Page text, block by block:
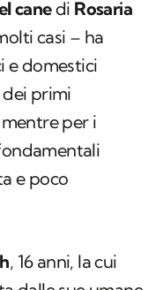
canedi Rosaria
casi – ha
e domestici
primi
per i
e poco
, 16 anni, la cui